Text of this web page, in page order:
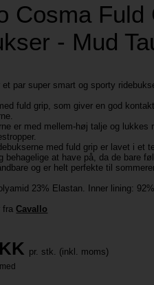
Cosma Fuld
- Mud
et par super smart og sporty
fuld grip, som giver en god
er med mellem-høj talje og lukkes
med fuld grip er lavet i et
behagelige at have på, da de bare
og er helt perfekte til
23% Elastan. Inner lining:
fra Cavallo
pr. stk. (inkl. moms)